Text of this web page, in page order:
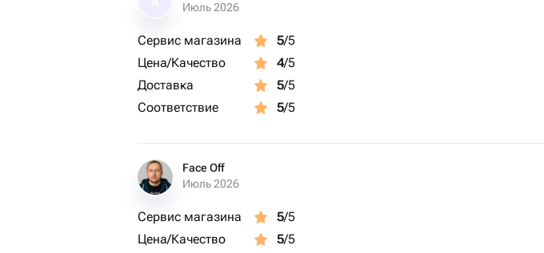
Июль 2026
Сервис магазина 5/5
Цена/Качество
4/5
Доставка
5/5
Соответствие
5/5
Face Off
Июль 2026
Сервис магазина 5/5
Цена/Качество
5/5